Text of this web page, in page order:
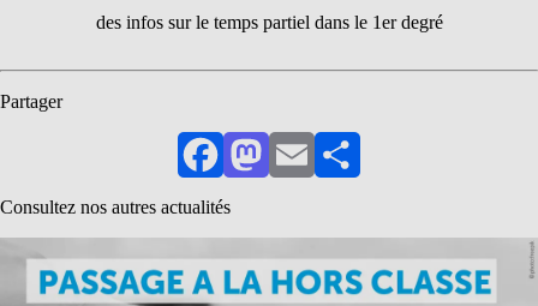
des infos sur le temps partiel dans le 1er degré
Partager
FacebookMastodon
EmailPartager
Consultez nos autres actualités